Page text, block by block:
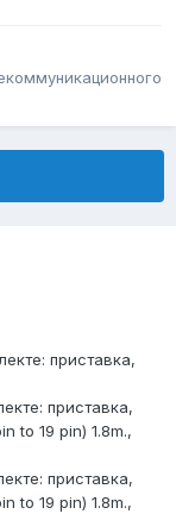
приставка,
приставка,
to 19 pin) 1.8m.,
приставка,
to 19 pin) 1.8m.,